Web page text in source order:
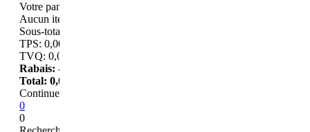
Votre panier
Aucun item
Sous-total:
TPS: 0,00
TVQ: 0,00
Rabais: -0,00
Total: 0,00
Continuer à magasiner
0
0